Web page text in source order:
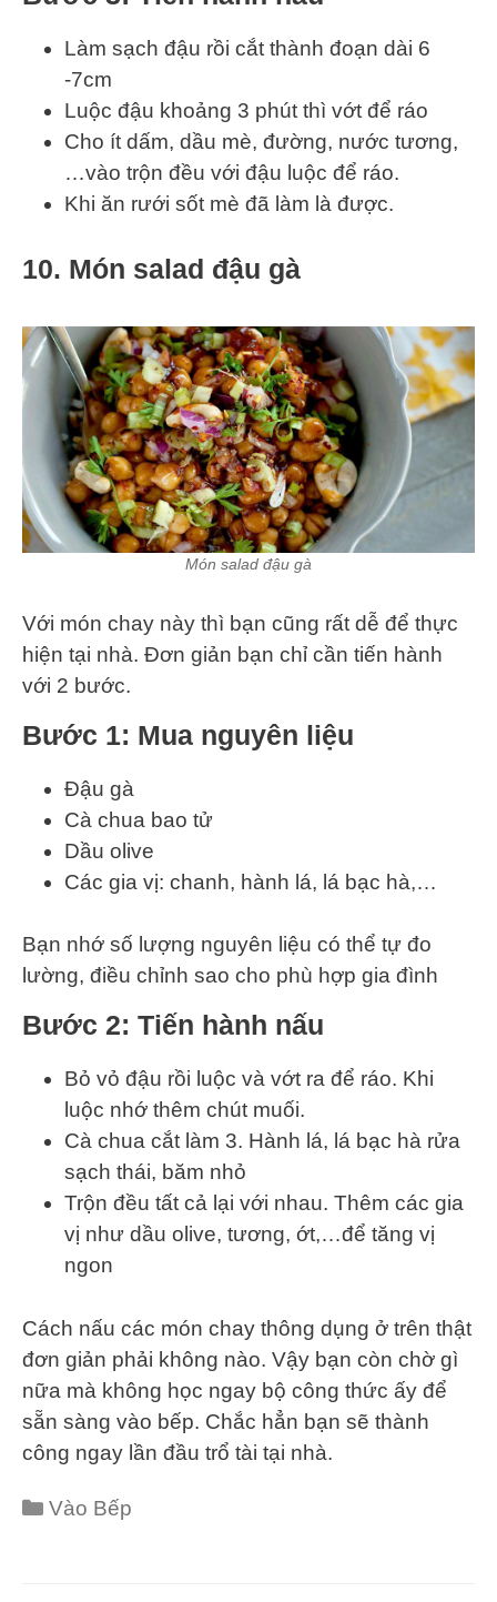
Làm sạch đậu rồi cắt thành đoạn dài 6
-7cm
Luộc đậu khoảng 3 phút thì vớt để ráo
Cho ít dấm, dầu mè, đường, nước tương,
…vào trộn đều với đậu luộc để ráo.
Khi ăn rưới sốt mè đã làm là được.
10. Món salad đậu gà
Món salad đậu gà
Với món chay này thì bạn cũng rất dễ để thực
hiện tại nhà. Đơn giản bạn chỉ cần tiến hành
với 2 bước.
Bước 1: Mua nguyên liệu
Đậu gà
Cà chua bao tử
Dầu olive
Các gia vị: chanh, hành lá, lá bạc hà,…
Bạn nhớ số lượng nguyên liệu có thể tự đo
lường, điều chỉnh sao cho phù hợp gia đình
Bước 2: Tiến hành nấu
Bỏ vỏ đậu rồi luộc và vớt ra để ráo. Khi
luộc nhớ thêm chút muối.
Cà chua cắt làm 3. Hành lá, lá bạc hà rửa
sạch thái, băm nhỏ
Trộn đều tất cả lại với nhau. Thêm các gia
vị như dầu olive, tương, ớt,…để tăng vị
ngon
Cách nấu các món chay thông dụng ở trên thật
đơn giản phải không nào. Vậy bạn còn chờ gì
nữa mà không học ngay bộ công thức ấy để
sẵn sàng vào bếp. Chắc hẳn bạn sẽ thành
công ngay lần đầu trổ tài tại nhà.
Categories
Vào Bếp